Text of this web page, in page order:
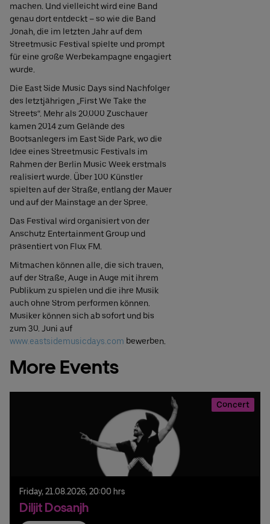
machen. Und vielleicht wird eine Band
genau dort entdeckt – so wie die Band
Jonah, die im letzten Jahr auf dem
Streetmusic Festival spielte und prompt
für eine große Werbekampagne engagiert
wurde.
Die East Side Music Days sind Nachfolger
des letztjährigen „First We Take the
Streets“. Mehr als 20.000 Zuschauer
kamen 2014 zum Gelände des
Bootsanlegers im East Side Park, wo die
Idee eines Streetmusic Festivals im
Rahmen der Berlin Music Week erstmals
realisiert wurde. Über 100 Künstler
spielten auf der Straße, entlang der Mauer
und auf der Mainstage an der Spree.
Das Festival wird organisiert von der
Anschutz Entertainment Group und
präsentiert von Flux FM.
Mitmachen können alle, die sich trauen,
auf der Straße, Auge in Auge mit ihrem
Publikum zu spielen und die ihre Musik
auch ohne Strom performen können.
Musiker können sich ab sofort und bis
zum 30. Juni auf
www.eastsidemusicdays.com bewerben.
More Events
Concert
Friday, 21.08.2026, 20:00 hrs
Diljit Dosanjh